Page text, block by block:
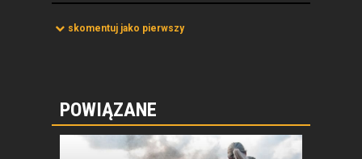
skomentuj jako pierwszy
POWIĄZANE